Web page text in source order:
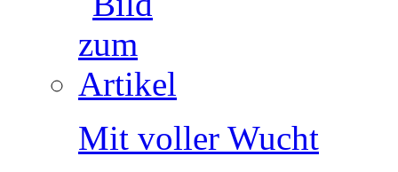
Mit voller Wucht